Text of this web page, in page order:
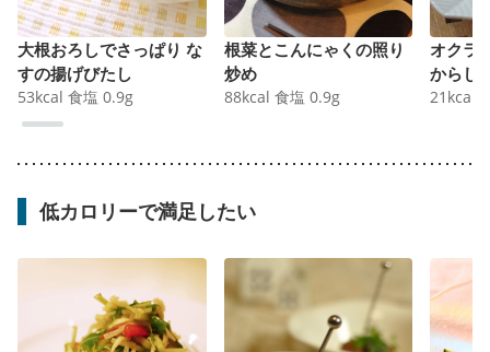
大根おろしでさっぱり な
すの揚げびたし
53kcal 食塩 0.9g
根菜とこんにゃくの照り
炒め
88kcal 食塩 0.9g
オクラ
からし
21 kcal
低カロリーで満足したい